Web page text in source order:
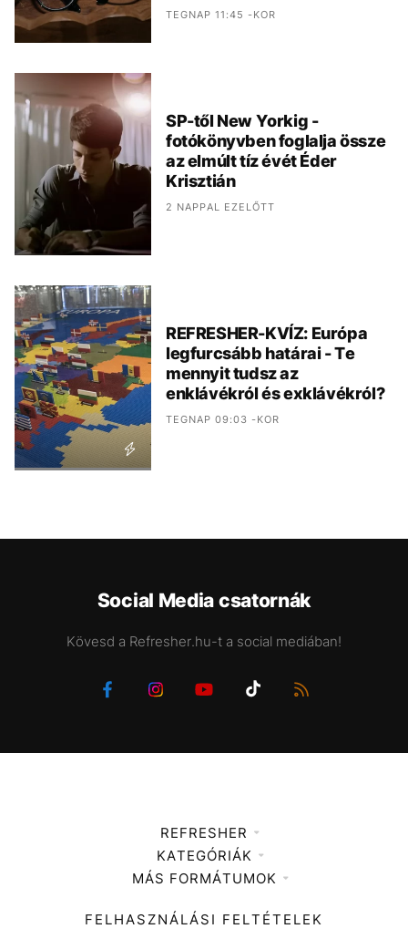
TEGNAP 11:45 -KOR
SP-től New Yorkig -
fotókönyvben foglalja össze
az elmúlt tíz évét Éder
Krisztián
2 NAPPAL EZELŐTT
REFRESHER-KVÍZ: Európa
legfurcsább határai - Te
mennyit tudsz az
enklávékról és exklávékról?
TEGNAP 09:03 -KOR
Social Media csatornák
Kövesd a Refresher.hu-t a social mediában!
REFRESHER
Médiaajánlat
KATEGÓRIÁK
Zene
Divat
MÁS FORMÁTUMOK
FELHASZNÁLÁSI FELTÉTELEK